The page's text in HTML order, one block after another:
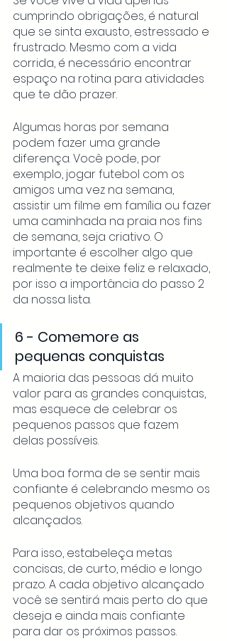
cumprindo obrigações, é natural
que se sinta exausto, estressado e
frustrado. Mesmo com a vida
corrida, é necessário encontrar
espaço na rotina para atividades
que te dão prazer.
Algumas horas por semana
podem fazer uma grande
diferença. Você pode, por
exemplo, jogar futebol com os
amigos uma vez na semana,
assistir um filme em família ou fazer
uma caminhada na praia nos fins
de semana, seja criativo. O
importante é escolher algo que
realmente te deixe feliz e relaxado,
por isso a importância do passo 2
da nossa lista.
6 - Comemore as
pequenas conquistas
A maioria das pessoas dá muito
valor para as grandes conquistas,
mas esquece de celebrar os
pequenos passos que fazem
delas possíveis.
Uma boa forma de se sentir mais
confiante é celebrando mesmo os
pequenos objetivos quando
alcançados.
Para isso, estabeleça metas
concisas, de curto, médio e longo
prazo. A cada objetivo alcançado
você se sentirá mais perto do que
deseja e ainda mais confiante
para dar os próximos passos.